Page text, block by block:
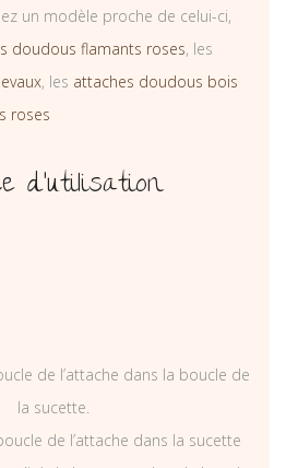
un modèle proche de celui-ci,
doudous flamants roses, les
, les attaches doudous bois
roses
d’utilisation
de l’attache dans la boucle de
la sucette.
de l’attache dans la sucette